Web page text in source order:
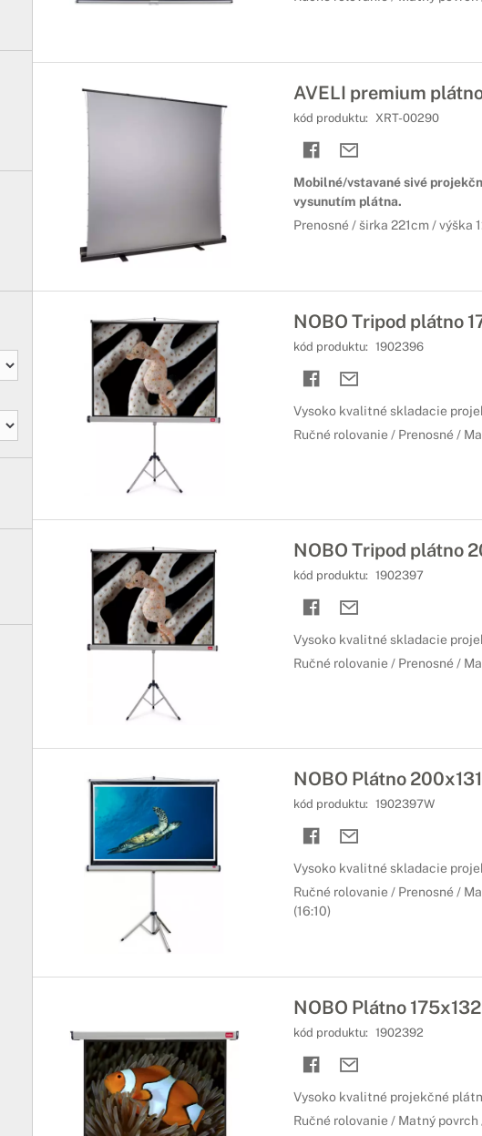
AVELI premium
kód produktu: XRT-00290
Mobilné/vstavané sivé
vysunutím plátna.
Prenosné / širka 221cm / výška
NOBO Tripod plátno
kód produktu: 1902396
Vysoko kvalitné skladacie
Ručné rolovanie / Prenosné /
NOBO Tripod plátno
kód produktu: 1902397
Vysoko kvalitné skladacie
Ručné rolovanie / Prenosné /
NOBO Plátno
kód produktu: 1902397W
Vysoko kvalitné skladacie
Ručné rolovanie / Prenosné /
(16:10)
NOBO Plátno
kód produktu: 1902392
Vysoko kvalitné projekčné
Ručné rolovanie / Matný